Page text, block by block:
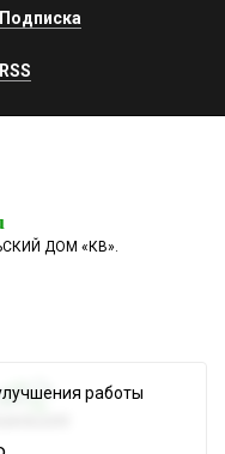
Подписка
RSS
ДОМ «КВ».
работы